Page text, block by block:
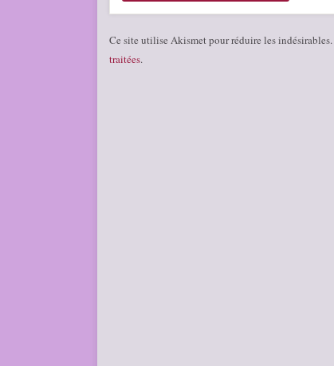
Ce site utilise Akismet pour réduire les indésirables.
traitées.